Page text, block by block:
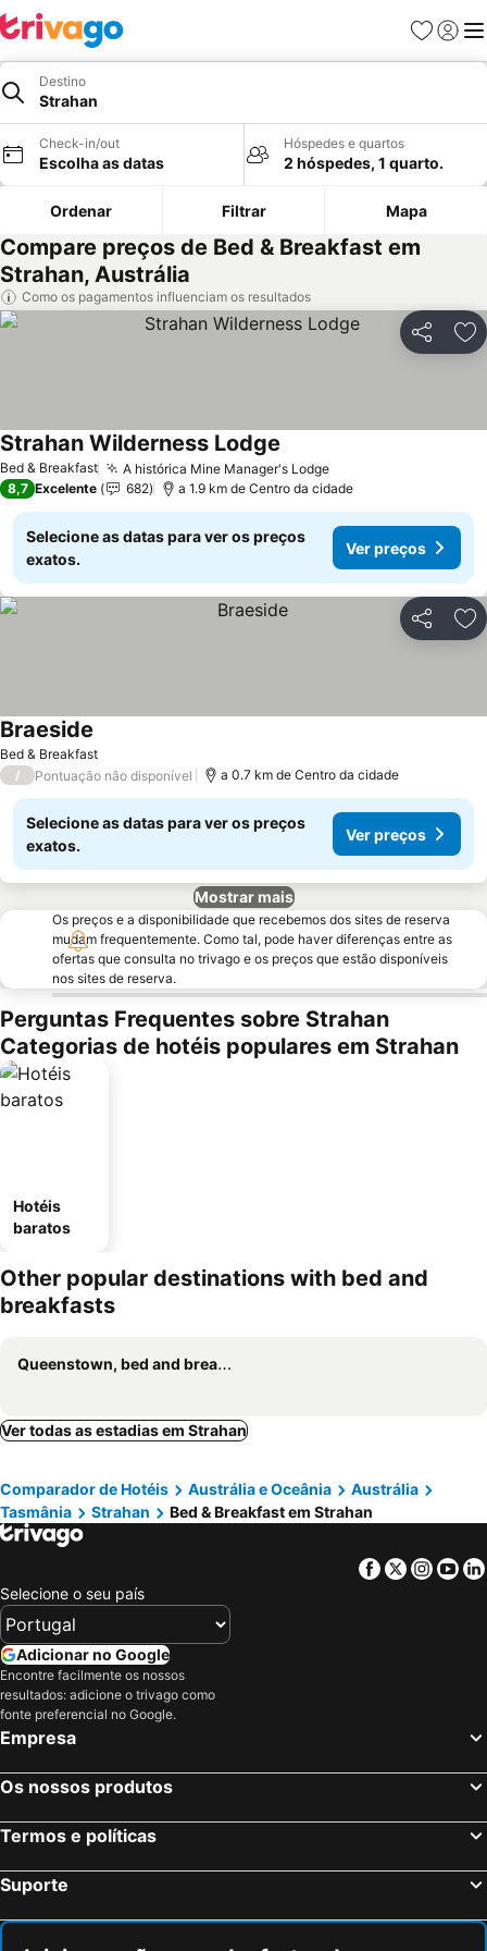
Favoritos
Iniciar
Destino
Strahan
Check-in/out
Escolha as datas
Hóspedes e quartos
2 hóspedes, 1 quarto.
Ordenar Filtrar Mapa
Compare preços de Bed & Breakfast em
Strahan, Austrália
Como os pagamentos influenciam os resultados
Partilhar
Bed & Breakfast A histórica Mine Manager's LodgeVer preços
Strahan Wilderness Lodge
8,7 Excelente 682 a 1.9 km de Centro da cidade
Selecione as datas para ver os preços
exatos.
Ver preços
Partilhar
Bed & Breakfast
Braeside
/ Pontuação não disponível a 0.7 km de Centro da cidade
Selecione as datas para ver os preços
exatos.
Ver preços
Mostrar mais
Os preços e a disponibilidade que recebemos dos sites de reserva
mudam frequentemente. Como tal, pode haver diferenças entre as
ofertas que consulta no trivago e os preços que estão disponíveis
nos sites de reserva.
Perguntas Frequentes sobre Strahan
Categorias de hotéis populares em Strahan
Hotéis
baratos
Other popular destinations with bed and
breakfasts
Queenstown, bed and breakfasts
Ver todas as estadias em Strahan
Comparador de Hotéis Austrália e Oceânia
Austrália
Tasmânia
Strahan Bed & Breakfast em Strahan
Facebook
Twitter
Selecione o seu país
Adicionar no Google
Encontre facilmente os nossos
resultados: adicione o trivago como
fonte preferencial no Google.
Empresa
Os nossos produtos
Termos e políticas
Suporte